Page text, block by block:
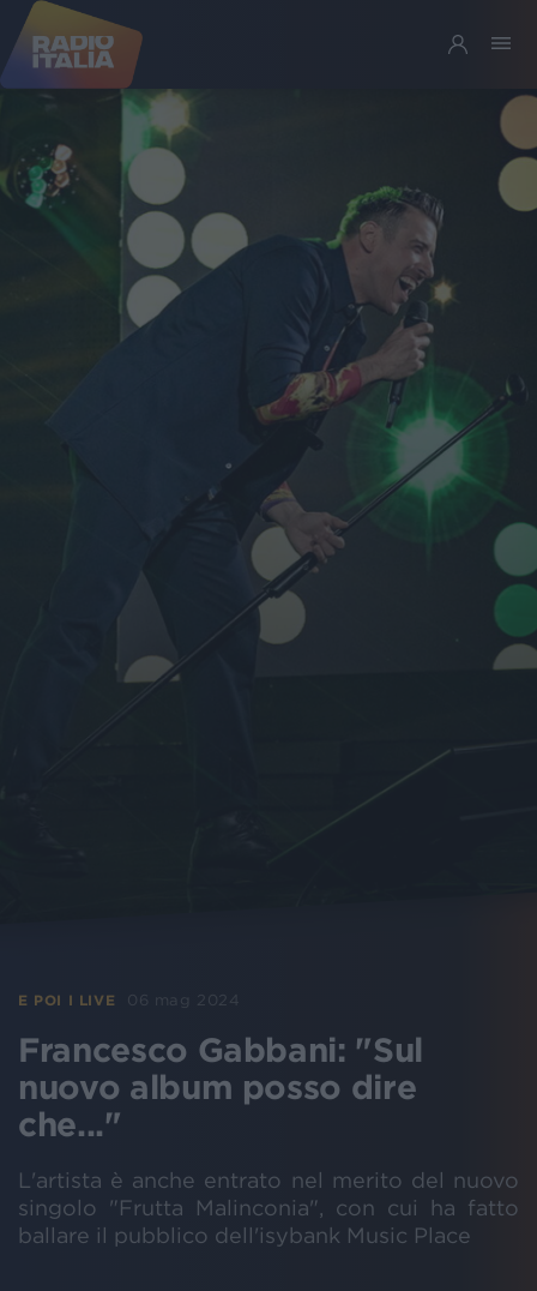
E POI I LIVE 06 mag 2024
Francesco Gabbani: "Sul
nuovo album posso dire
che..."
L'artista è anche entrato nel merito del nuovo
singolo "Frutta Malinconia", con cui ha fatto
ballare il pubblico dell'isybank Music Place